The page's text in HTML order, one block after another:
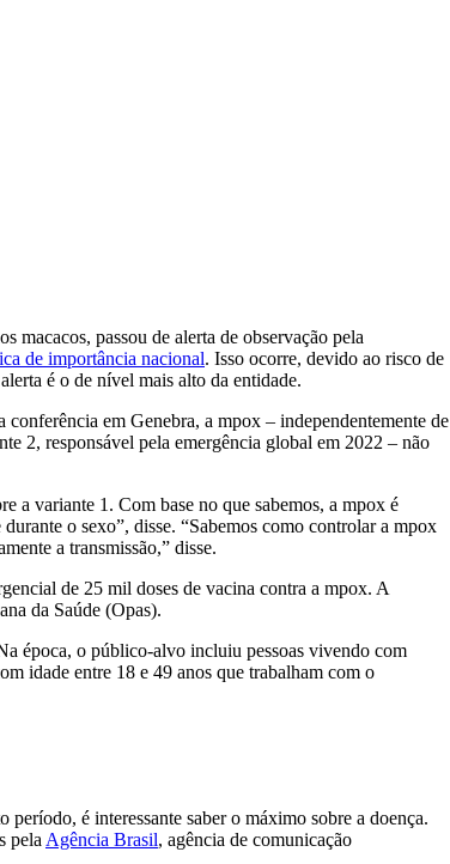
passou de alerta de observação pela
de importância nacional. Isso ocorre, devido ao risco de
é o de nível mais alto da entidade.
em Genebra, a mpox – independentemente de
2, responsável pela emergência global em 2022 – não
a variante 1. Com base no que sabemos, a mpox é
o sexo”, disse. “Sabemos como controlar a mpox
a transmissão,” disse.
de 25 mil doses de vacina contra a mpox. A
da Saúde (Opas).
época, o público-alvo incluiu pessoas vivendo com
idade entre 18 e 49 anos que trabalham com o
é interessante saber o máximo sobre a doença.
pela Agência Brasil, agência de comunicação